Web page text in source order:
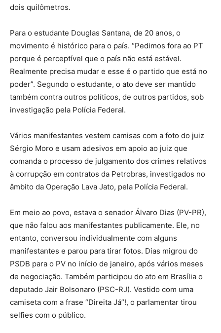
dois quilômetros.
Para o estudante Douglas Santana, de 20 anos, o
movimento é histórico para o país. “Pedimos fora ao PT
porque é perceptível que o país não está estável.
Realmente precisa mudar e esse é o partido que está no
poder”. Segundo o estudante, o ato deve ser mantido
também contra outros políticos, de outros partidos, sob
investigação pela Polícia Federal.
Vários manifestantes vestem camisas com a foto do juiz
Sérgio Moro e usam adesivos em apoio ao juiz que
comanda o processo de julgamento dos crimes relativos
à corrupção em contratos da Petrobras, investigados no
âmbito da Operação Lava Jato, pela Polícia Federal.
Em meio ao povo, estava o senador Álvaro Dias (PV-PR),
que não falou aos manifestantes publicamente. Ele, no
entanto, conversou individualmente com alguns
manifestantes e parou para tirar fotos. Dias migrou do
PSDB para o PV no início de janeiro, após vários meses
de negociação. Também participou do ato em Brasília o
deputado Jair Bolsonaro (PSC-RJ). Vestido com uma
camiseta com a frase “Direita Já”!, o parlamentar tirou
selfies com o público.